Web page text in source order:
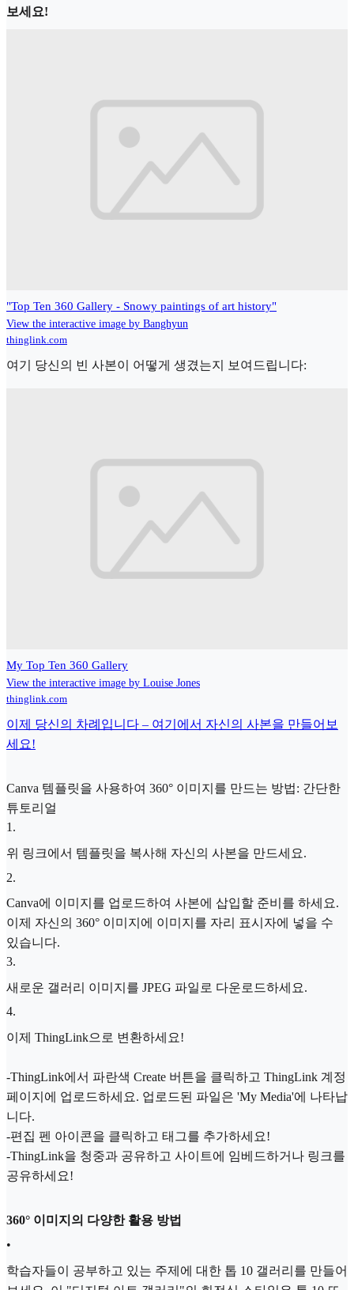
보세요!
"Top Ten 360 Gallery - Snowy paintings of art history"
View the interactive image by Banghyun
thinglink.com
여기 당신의 빈 사본이 어떻게 생겼는지 보여드립니다:
My Top Ten 360 Gallery
View the interactive image by Louise Jones
thinglink.com
이제 당신의 차례입니다 – 여기에서 자신의 사본을 만들어보
세요!
Canva 템플릿을 사용하여 360° 이미지를 만드는 방법: 간단한
튜토리얼
1 .
위 링크에서 템플릿을 복사해 자신의 사본을 만드세요.
2.
Canva에 이미지를 업로드하여 사본에 삽입할 준비를 하세요.
이제 자신의 360° 이미지에 이미지를 자리 표시자에 넣을 수
있습니다.
3.
새로운 갤러리 이미지를 JPEG 파일로 다운로드하세요.
4.
이제 ThingLink으로 변환하세요!
-ThingLink에서 파란색 Create 버튼을 클릭하고 ThingLink 계정
페이지에 업로드하세요. 업로드된 파일은 'My Media'에 나타납
니다.
-편집 펜 아이콘을 클릭하고 태그를 추가하세요!
-ThingLink을 청중과 공유하고 사이트에 임베드하거나 링크를
공유하세요!
360° 이미지의 다양한 활용 방법
•
학습자들이 공부하고 있는 주제에 대한 톱 10 갤러리를 만들어